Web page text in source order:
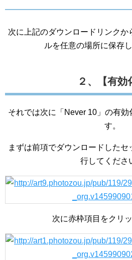
次に上記のダウンロードリンクか
ルを任意の場所に保存
２、【有効
それでは次に「Never 10」の有効
す。
まずは前項でダウンロードした
行してくださ
次に赤枠項目をクリッ